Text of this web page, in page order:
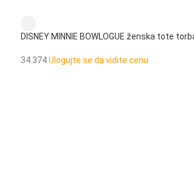
DISNEY MINNIE BOWLOGUE ženska tote
34.374Ulogujte se da vidite cenu